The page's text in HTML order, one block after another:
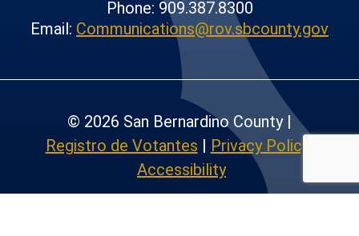
Phone: 909.387.8300
Email: Communications@rov.sbcounty.gov
© 2026 San Bernardino County |
Registro de Votantes | Privacy Policy
Accessibility